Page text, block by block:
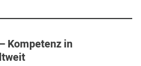
Kompetenz in